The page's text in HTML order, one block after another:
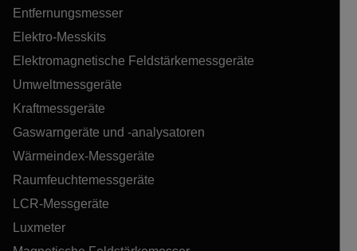
Entfernungsmesser
Elektro-Messkits
Elektromagnetische Feldstärkemessgeräte
Umweltmessgeräte
Kraftmessgeräte
Gaswarngeräte und -analysatoren
Wärmeindex-Messgeräte
Raumfeuchtemessgeräte
LCR-Messgeräte
Luxmeter